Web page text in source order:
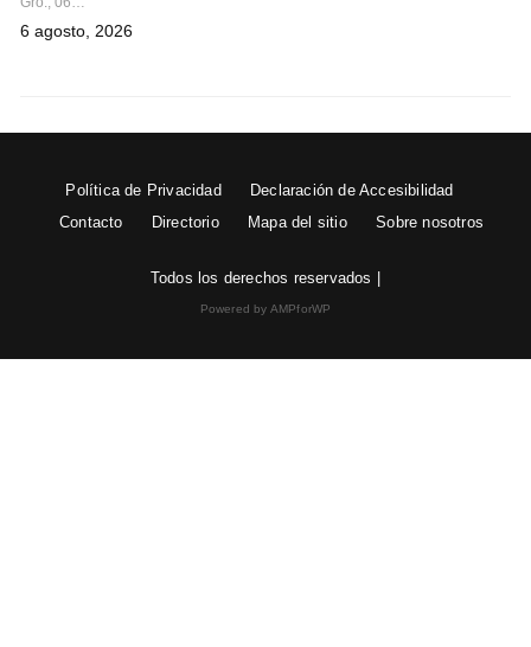
6 agosto, 2026
Política de Privacidad
Declaración de Accesibilidad
Contacto
Directorio Mapa del sitio Sobre nosotros
Todos los derechos reservados |
Powered by AMPforWP